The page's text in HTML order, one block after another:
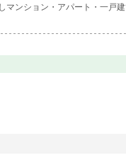
ンション・アパート・一戸